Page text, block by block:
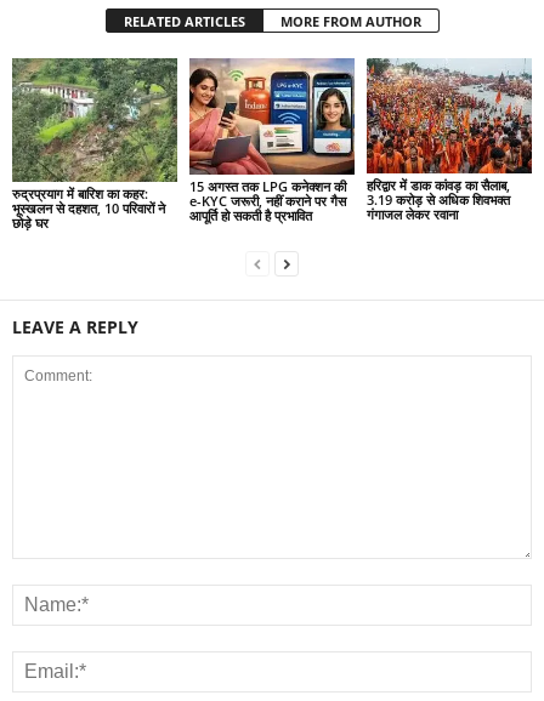
RELATED ARTICLES MORE FROM AUTHOR
रुद्रप्रयाग में बारिश का कहर:
भूस्खलन से दहशत, 10 परिवारों ने
छोड़े घर
15 अगस्त तक LPG कनेक्शन की
e-KYC जरूरी, नहीं कराने पर गैस
आपूर्ति हो सकती है प्रभावित
हरिद्वार में डाक कांवड़ का सैलाब,
3.19 करोड़ से अधिक शिवभक्त
गंगाजल लेकर रवाना
LEAVE A REPLY